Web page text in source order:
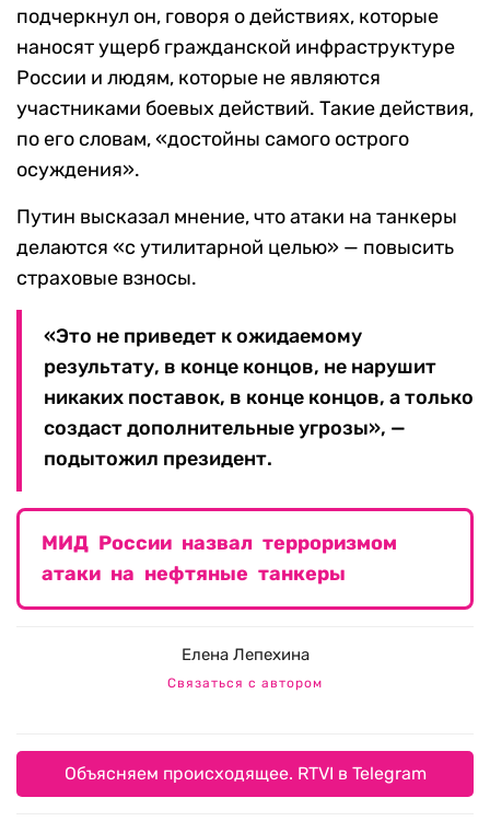
подчеркнул он, говоря о действиях, которые
наносят ущерб гражданской инфраструктуре
России и людям, которые не являются
участниками боевых действий. Такие действия,
по его словам, «достойны самого острого
осуждения».
Путин высказал мнение, что атаки на танкеры
делаются «с утилитарной целью» — повысить
страховые взносы.
«Это не приведет к ожидаемому
результату, в конце концов, не нарушит
никаких поставок, в конце концов, а только
создаст дополнительные угрозы», —
подытожил президент.
МИД России назвал терроризмом
атаки на нефтяные танкеры
Елена Лепехина
Связаться с автором
Объясняем происходящее. RTVI в Telegram